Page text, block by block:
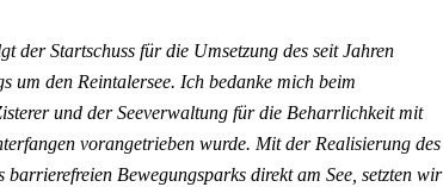
der Startschuss für die Umsetzung des seit Jahren
um den Reintalersee. Ich bedanke mich beim
und der Seeverwaltung für die Beharrlichkeit mit
vorangetrieben wurde. Mit der Realisierung des
barrierefreien Bewegungsparks direkt am See, setzten wir